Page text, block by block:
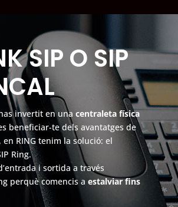
SIP O SIP
invertit en una centraleta física
beneficiar-te dels avantatges de
en RING tenim la solució: el
Ring.
i sortida a través
perquè comencis a estalviar fins